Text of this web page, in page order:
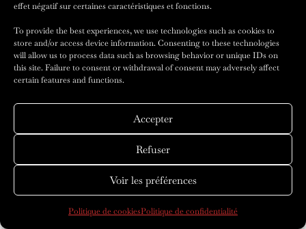
effet négatif sur certaines caractéristiques et fonctions.
To provide the best experiences, we use technologies such as cookies to
store and/or access device information. Consenting to these technologies
will allow us to process data such as browsing behavior or unique IDs on
this site. Failure to consent or withdrawal of consent may adversely affect
certain features and functions.
Accepter
Refuser
Voir les préférences
Politique de cookiesPolitique de confidentialité
LA MAISON ROSHMODE
COUTURE À L’international